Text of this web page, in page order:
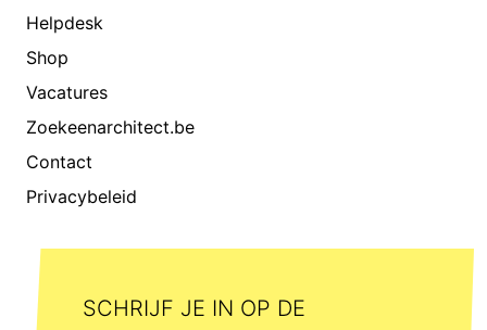
Helpdesk
Shop
Vacatures
Zoekeenarchitect.be
Contact
Privacybeleid
SCHRIJF JE IN OP DE